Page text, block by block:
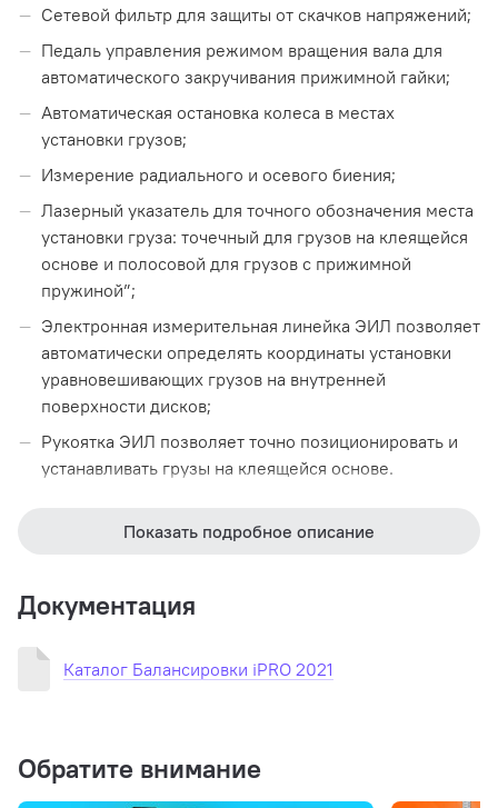
Сетевой фильтр для защиты от скачков напряжений;
Педаль управления режимом вращения вала для
автоматического закручивания прижимной гайки;
Автоматическая остановка колеса в местах
установки грузов;
Измерение радиального и осевого биения;
Лазерный указатель для точного обозначения места
установки груза: точечный для грузов на клеящейся
основе и полосовой для грузов с прижимной
пружиной”;
Электронная измерительная линейка ЭИЛ позволяет
автоматически определять координаты установки
уравновешивающих грузов на внутренней
поверхности дисков;
Рукоятка ЭИЛ позволяет точно позиционировать и
устанавливать грузы на клеящейся основе.
Показать подробное описание
Документация
Каталог Балансировки iPRO 2021
Обратите внимание